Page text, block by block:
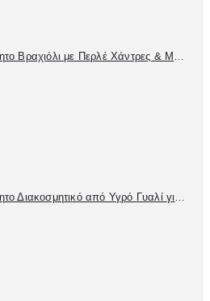
Χειροποίητο Διακοσμητικό από Υγρό Γυαλί για Συναδέλφους – Προσωποποιημένο Δώρο με Αφιέρωση